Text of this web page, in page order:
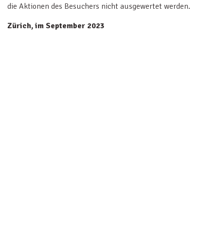
die Aktionen des Besuchers nicht ausgewertet werden.
Zürich, im September 2023